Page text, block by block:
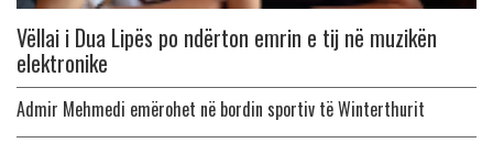
Vëllai i Dua Lipës po ndërton emrin e tij në muzikën
elektronike
Admir Mehmedi emërohet në bordin sportiv të Winterthurit